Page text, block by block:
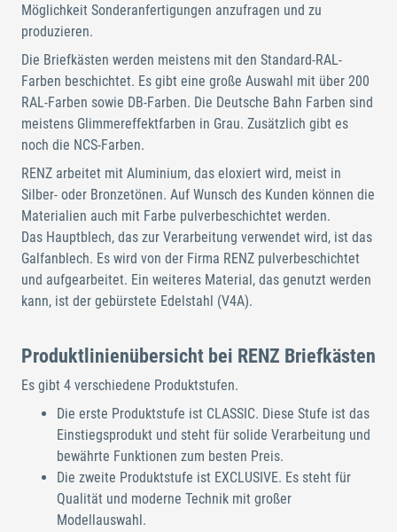
Möglichkeit Sonderanfertigungen anzufragen und zu
produzieren.
Die Briefkästen werden meistens mit den Standard-RAL-
Farben beschichtet. Es gibt eine große Auswahl mit über 200
RAL-Farben sowie DB-Farben. Die Deutsche Bahn Farben sind
meistens Glimmereffektfarben in Grau. Zusätzlich gibt es
noch die NCS-Farben.
RENZ arbeitet mit Aluminium, das eloxiert wird, meist in
Silber- oder Bronzetönen. Auf Wunsch des Kunden können die
Materialien auch mit Farbe pulverbeschichtet werden.
Das Hauptblech, das zur Verarbeitung verwendet wird, ist das
Galfanblech. Es wird von der Firma RENZ pulverbeschichtet
und aufgearbeitet. Ein weiteres Material, das genutzt werden
kann, ist der gebürstete Edelstahl (V4A).
Produktlinienübersicht bei RENZ Briefkästen
Es gibt 4 verschiedene Produktstufen.
Die erste Produktstufe ist CLASSIC. Diese Stufe ist das
Einstiegsprodukt und steht für solide Verarbeitung und
bewährte Funktionen zum besten Preis.
Die zweite Produktstufe ist EXCLUSIVE. Es steht für
Qualität und moderne Technik mit großer
Modellauswahl.